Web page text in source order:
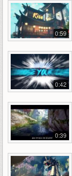
0:59
0:42
0:39